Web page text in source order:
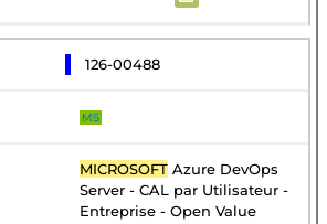
126-00488
MS
MICROSOFT Azure DevOps
Server - CAL par Utilisateur -
Entreprise - Open Value